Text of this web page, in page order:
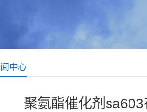
中心
聚氨酯催化剂